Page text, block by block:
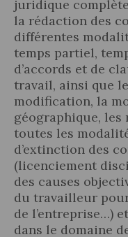
juridique
la rédaction des
différentes
temps partiel,
d’accords et de
travail, ainsi que
modification, la
géographique, les
toutes les
d’extinction des
(licenciement
des causes
du travailleur
de l’entreprise…)
dans le domaine